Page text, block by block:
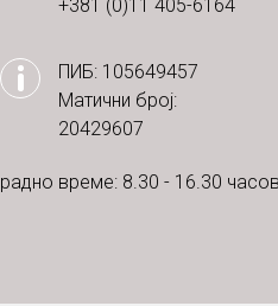
+381 (0)11 405-6164
ПИБ: 105649457
Матични број:
20429607
радно време: 8.30 - 16.30